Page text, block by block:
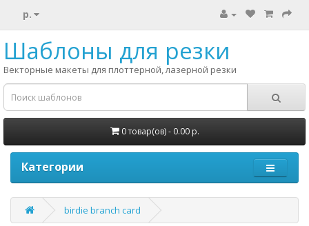
р.
Шаблоны для резки
Векторные макеты для плоттерной, лазерной резки
0 товар(ов) - 0.00 р.
Категории
birdie branch card